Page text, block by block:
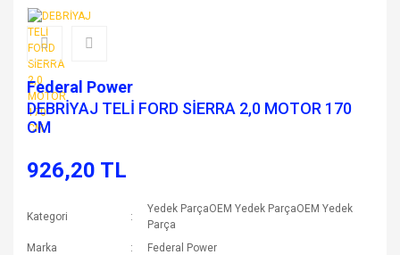
Federal Power
DEBRİYAJ TELİ FORD SİERRA 2,0 MOTOR 170
CM
926,20 TL
Kategori
Yedek ParçaOEM Yedek ParçaOEM Yedek
Parça
Marka
Federal Power